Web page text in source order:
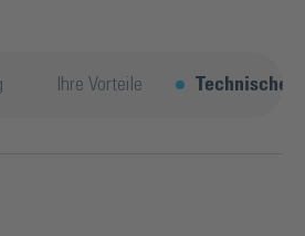
Ihre Vorteile Technische